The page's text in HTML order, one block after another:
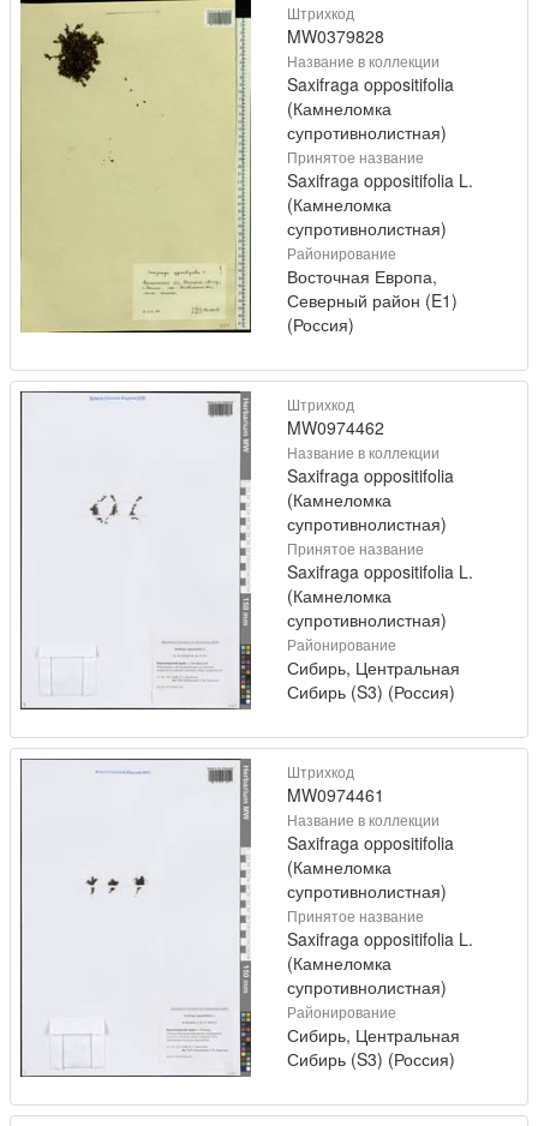
Штрихкод
MW0379828
Название в коллекции
Saxifraga oppositifolia
(Камнеломка
супротивнолистная)
Принятое название
Saxifraga oppositifolia L.
(Камнеломка
супротивнолистная)
Районирование
Восточная Европа,
Северный район (E1)
(Россия)
Штрихкод
MW0974462
Название в коллекции
Saxifraga oppositifolia
(Камнеломка
супротивнолистная)
Принятое название
Saxifraga oppositifolia L.
(Камнеломка
супротивнолистная)
Районирование
Сибирь, Центральная
Сибирь (S3) (Россия)
Штрихкод
MW0974461
Название в коллекции
Saxifraga oppositifolia
(Камнеломка
супротивнолистная)
Принятое название
Saxifraga oppositifolia L.
(Камнеломка
супротивнолистная)
Районирование
Сибирь, Центральная
Сибирь (S3) (Россия)